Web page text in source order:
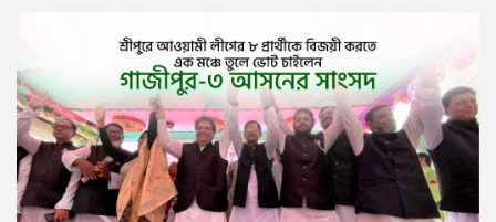
মতামত
উন্নয়নের
বাংলাদেশ
নিউজলেটার